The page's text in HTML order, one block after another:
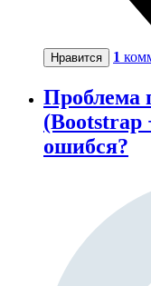
Нравится 1
Проблема
(Bootstrap
ошибся?